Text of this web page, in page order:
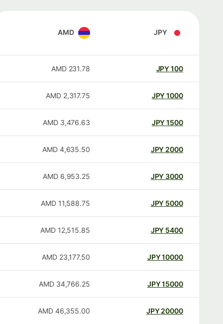
JPY
AMD
100
JPY
231.78
AMD
1000
JPY
2,317.75
AMD
1500
JPY
3,476.63
AMD
2000
JPY
4,635.50
AMD
3000
JPY
6,953.25
AMD
5000
JPY
11,588.75
AMD
5400
JPY
12,515.85
AMD
10000
JPY
23,177.50
AMD
15000
JPY
34,766.25
AMD
20000
JPY
46,355.00
AMD